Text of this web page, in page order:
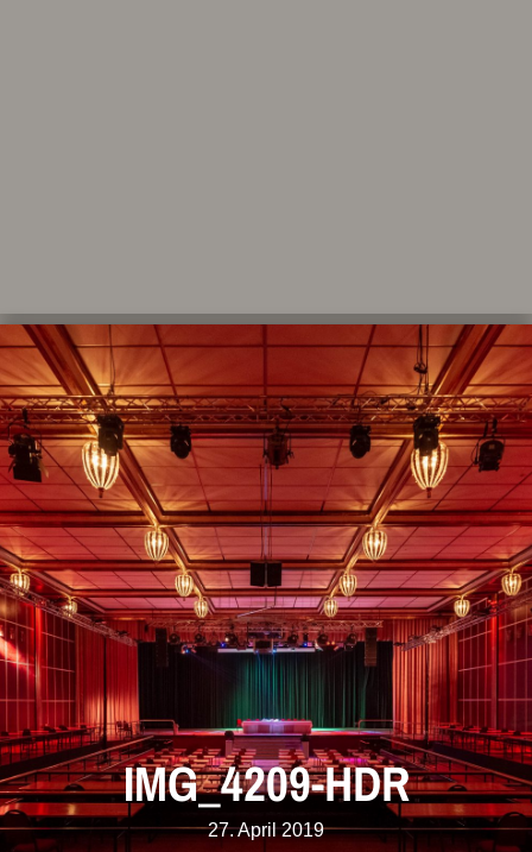
IMG_4209-HDR
27. April 2019